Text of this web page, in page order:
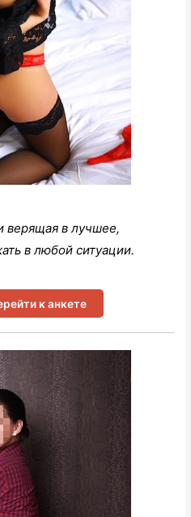
верящая в лучшее,
в любой ситуации.
к анкете